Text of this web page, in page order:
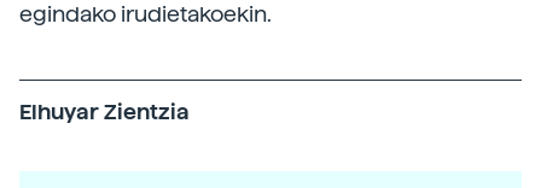
egindako irudietakoekin.
Elhuyar Zientzia